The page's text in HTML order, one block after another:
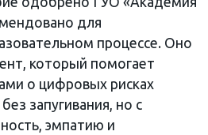
для
процессе. Оно
который помогает
о цифровых рисках
запугивания, но с
эмпатию и